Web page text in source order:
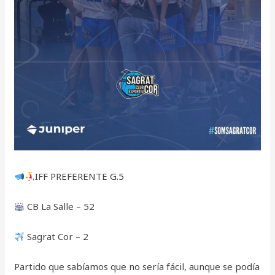
IFF PREFERENTE G.5
CB La Salle – 52
Sagrat Cor – 2
Partido que sabíamos que no sería fácil, aunque se podía